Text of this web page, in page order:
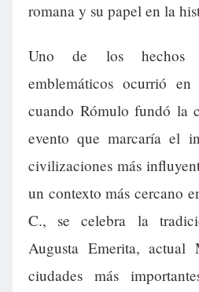
romana y su papel en la
Uno de los hechos
emblemáticos ocurrió
cuando Rómulo fundó la
evento que marcaría el
civilizaciones más
un contexto más cercano
C., se celebra la
Augusta Emerita, actual
ciudades más